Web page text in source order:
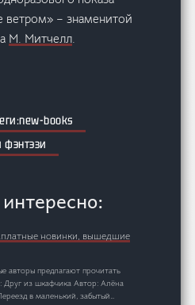
ветром» – знаменитой
М. Митчелл.
new-books
фэнтэзи
новинки, вышедшие
авторы предлагают прочитать
Друг из шкафчика Автор: Алёна
в маленький, забытый…